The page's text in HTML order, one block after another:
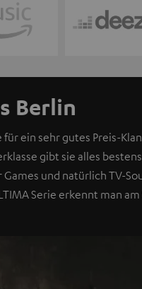
Berlin
ein sehr gutes Preis-
gibt sie alles
Games und natürlich TV-
Serie erkennt man